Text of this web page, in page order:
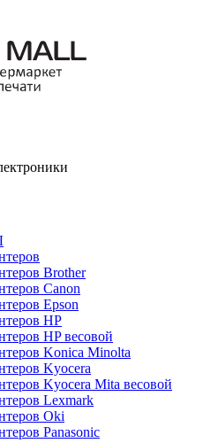
Brother
Canon
Epson
HP
HP весовой
Konica Minolta
Kyocera
Kyocera Mita весовой
Lexmark
Oki
Panasonic